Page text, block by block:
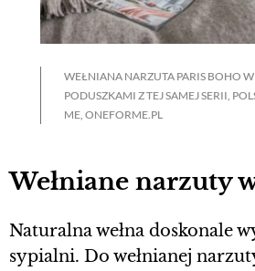
WEŁNIANA NARZUTA PARIS BOHO
PODUSZKAMI Z TEJ SAMEJ SERII,
ME, ONEFORME.PL
Wełniane narzuty
Naturalna wełna doskonale
sypialni. Do wełnianej